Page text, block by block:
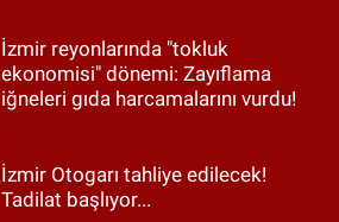
İzmir reyonlarında "tokluk
ekonomisi" dönemi: Zayıflama
iğneleri gıda harcamalarını vurdu!
İzmir Otogarı tahliye edilecek!
Tadilat başlıyor...